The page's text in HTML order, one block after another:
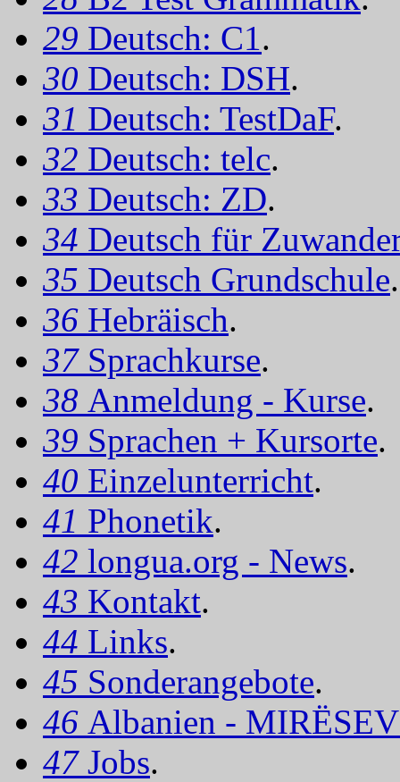
29 Deutsch: C1.
30 Deutsch: DSH.
31 Deutsch: TestDaF.
32 Deutsch: telc.
33 Deutsch: ZD.
34 Deutsch für
35 Deutsch Grundschule.
36 Hebräisch.
37 Sprachkurse.
38 Anmeldung - Kurse.
39 Sprachen + Kursorte.
40 Einzelunterricht.
41 Phonetik.
42 longua.org - News.
43 Kontakt.
44 Links.
45 Sonderangebote.
46 Albanien -
47 Jobs.